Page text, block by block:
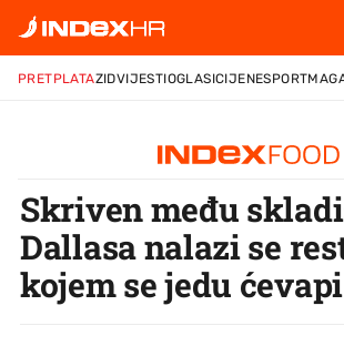
PRETPLATAZIDVIJESTIOGLASICIJENESPORT
Skriven među
Dallasa nalazi se
kojem se jedu